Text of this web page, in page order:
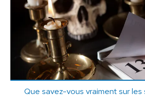
Que savez-vous vraiment sur les